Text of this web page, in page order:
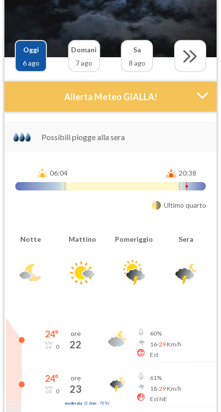
Oggi
6 ago
Domani
7 ago
Sa
8 ago
Allerta Meteo GIALLA!
Orario inizio
Ora fine
Possibili piogge alla sera
06:04 20:38
Ultimo quarto
Notte Mattino Pomeriggio Sera
24°
0
ore
22
60%
16-29Km/h
Est
24°
0
ore
23
moderata (2.6mm- 70 %)
61%
18-29Km/h
Est NE